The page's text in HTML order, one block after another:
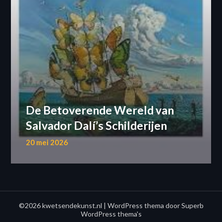
De Betoverende Wereld van
Salvador Dalí’s Schilderijen
20 mei 2026
©2026 kwetsendekunst.nl | WordPress thema doorSuperb
WordPress thema's